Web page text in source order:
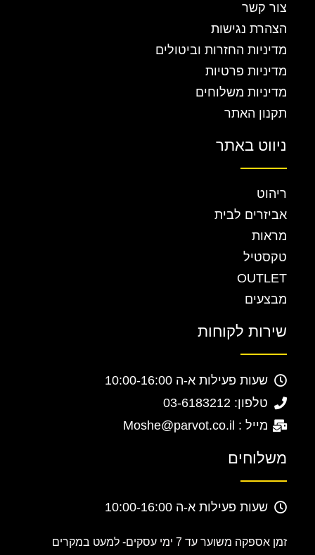
צור קשר
הצהרת נגישות
מדיניות החזרות וביטולים
מדיניות פרטיות
מדיניות משלוחים
תקנון האתר
ניווט באתר
ריהוט
אביזרים לבית
מראות
טקסטיל
OUTLET
מבצעים
שירות לקוחות
שעות פעילות א-ה 10:00-16:00
טלפון: 03-6183212
מייל : Moshe@parvot.co.il
משלוחים
שעות פעילות א-ה 10:00-16:00
זמן אספקה משוער עד 7 ימי עסקים-
למעט במקרים